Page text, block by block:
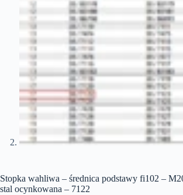
Stopka wahliwa – średnica podstawy fi102 –
stal ocynkowana – 7122